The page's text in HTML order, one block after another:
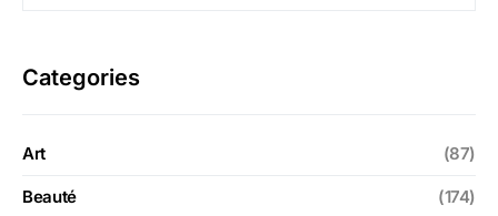
Categories
Art (87)
Beauté (174)